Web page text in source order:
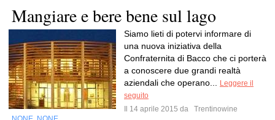
Mangiare e bere bene sul lago
Siamo lieti di potervi informare di
una nuova iniziativa della
Confraternita di Bacco che ci porterà
a conoscere due grandi realtà
aziendali che operano...
Leggere il
seguito
Il 14 aprile 2015 da
Trentinowine